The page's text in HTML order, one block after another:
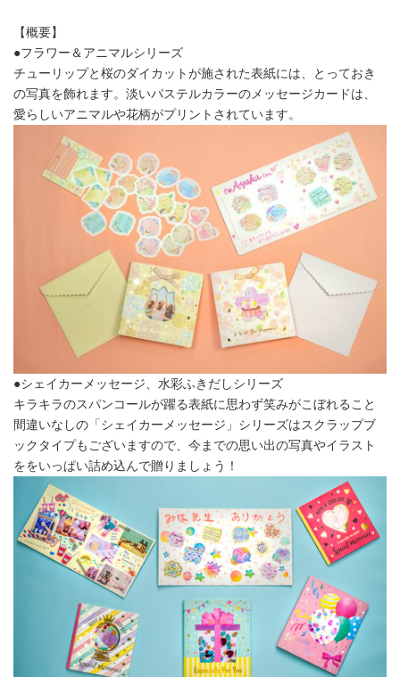
【概要】
●フラワー＆アニマルシリーズ
チューリップと桜のダイカットが施された表紙には、とっておき
の写真を飾れます。淡いパステルカラーのメッセージカードは、
愛らしいアニマルや花柄がプリントされています。
●シェイカーメッセージ、水彩ふきだしシリーズ
キラキラのスパンコールが躍る表紙に思わず笑みがこぼれること
間違いなしの「シェイカーメッセージ」シリーズはスクラップブ
ックタイプもございますので、今までの思い出の写真やイラスト
ををいっぱい詰め込んで贈りましょう！